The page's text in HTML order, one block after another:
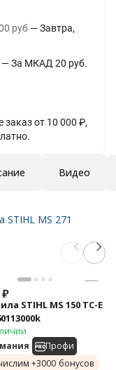
руб
Завтра
За МКАД 20 руб.
заказ от 10 000 ₽,
Видео
STIHL MS 271
₽
STIHL MS 150 TC-E
Профи
+3000 бонусов